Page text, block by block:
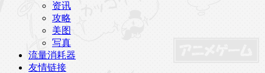
资讯
攻略
美图
写真
流量消耗器
友情链接